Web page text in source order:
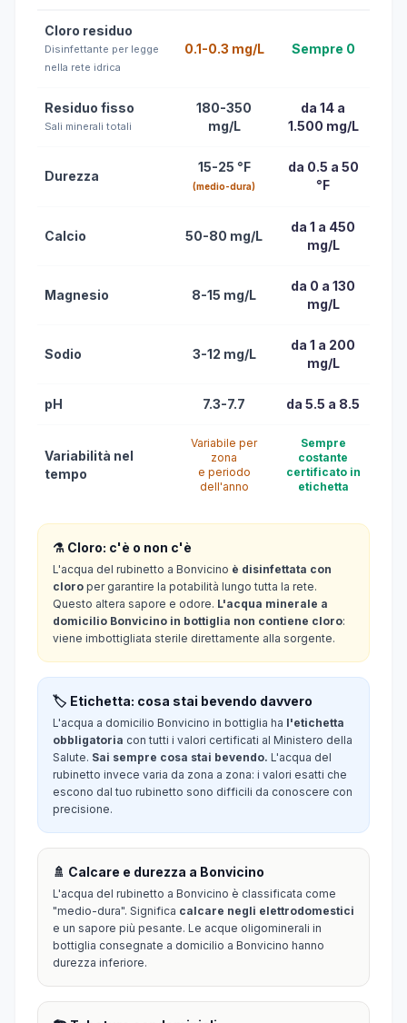
Cloro residuo
Disinfettante per legge
nella rete idrica
0.1-0.3 mg/L Sempre 0
Residuo fisso
Sali minerali totali
180-350
mg/L
da 14 a
1.500 mg/L
Durezza
15-25 °F
(medio-dura)
da 0.5 a 50
°F
Calcio 50-80 mg/L
da 1 a 450
mg/L
Magnesio 8-15 mg/L
da 0 a 130
mg/L
Sodio 3-12 mg/L
da 1 a 200
mg/L
pH 7.3-7.7 da 5.5 a 8.5
Variabilità nel
tempo
Variabile per
zona
e periodo
dell'anno
Sempre
costante
certificato in
etichetta
⚗️ Cloro: c'è o non c'è
L'acqua del rubinetto a Bonvicino è disinfettata con
cloro per garantire la potabilità lungo tutta la rete.
Questo altera sapore e odore. L'acqua minerale a
domicilio Bonvicino in bottiglia non contiene cloro:
viene imbottigliata sterile direttamente alla sorgente.
🏷️ Etichetta: cosa stai bevendo davvero
L'acqua a domicilio Bonvicino in bottiglia ha l'etichetta
obbligatoria con tutti i valori certificati al Ministero della
Salute. Sai sempre cosa stai bevendo. L'acqua del
rubinetto invece varia da zona a zona: i valori esatti che
escono dal tuo rubinetto sono difficili da conoscere con
precisione.
🚿 Calcare e durezza a Bonvicino
L'acqua del rubinetto a Bonvicino è classificata come
"medio-dura". Significa calcare negli elettrodomestici
e un sapore più pesante. Le acque oligominerali in
bottiglia consegnate a domicilio a Bonvicino hanno
durezza inferiore.